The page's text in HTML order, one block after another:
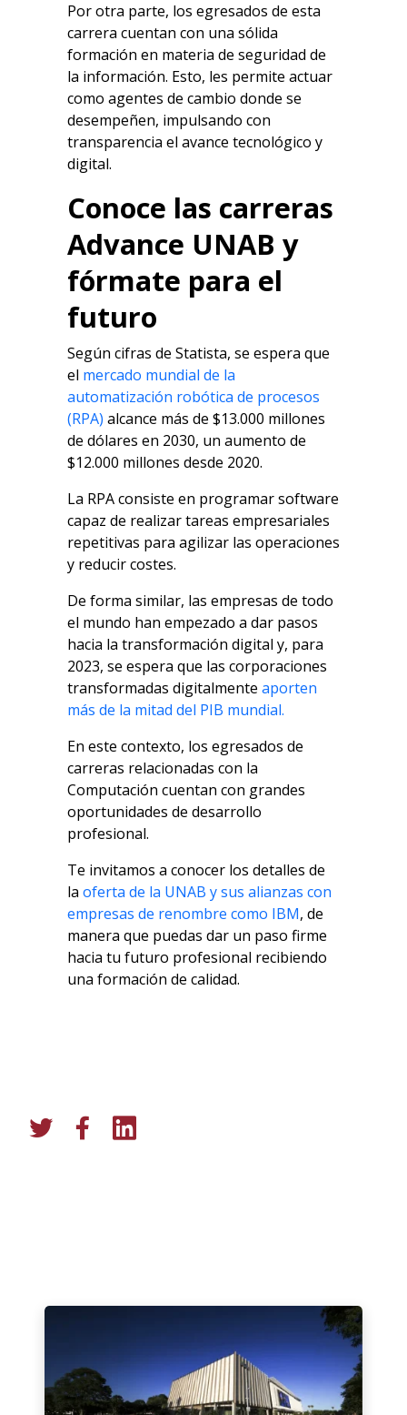
Por otra parte, los egresados de esta
carrera cuentan con una sólida
formación en materia de seguridad de
la información. Esto, les permite actuar
como agentes de cambio donde se
desempeñen, impulsando con
transparencia el avance tecnológico y
digital.
Conoce las carreras
Advance UNAB y
fórmate para el
futuro
Según cifras de Statista, se espera que
el mercado mundial de la
automatización robótica de procesos
(RPA) alcance más de $13.000 millones
de dólares en 2030, un aumento de
$12.000 millones desde 2020.
La RPA consiste en programar software
capaz de realizar tareas empresariales
repetitivas para agilizar las operaciones
y reducir costes.
De forma similar, las empresas de todo
el mundo han empezado a dar pasos
hacia la transformación digital y, para
2023, se espera que las corporaciones
transformadas digitalmente aporten
más de la mitad del PIB mundial.
En este contexto, los egresados de
carreras relacionadas con la
Computación cuentan con grandes
oportunidades de desarrollo
profesional.
Te invitamos a conocer los detalles de
la oferta de la UNAB y sus alianzas con
empresas de renombre como IBM, de
manera que puedas dar un paso firme
hacia tu futuro profesional recibiendo
una formación de calidad.